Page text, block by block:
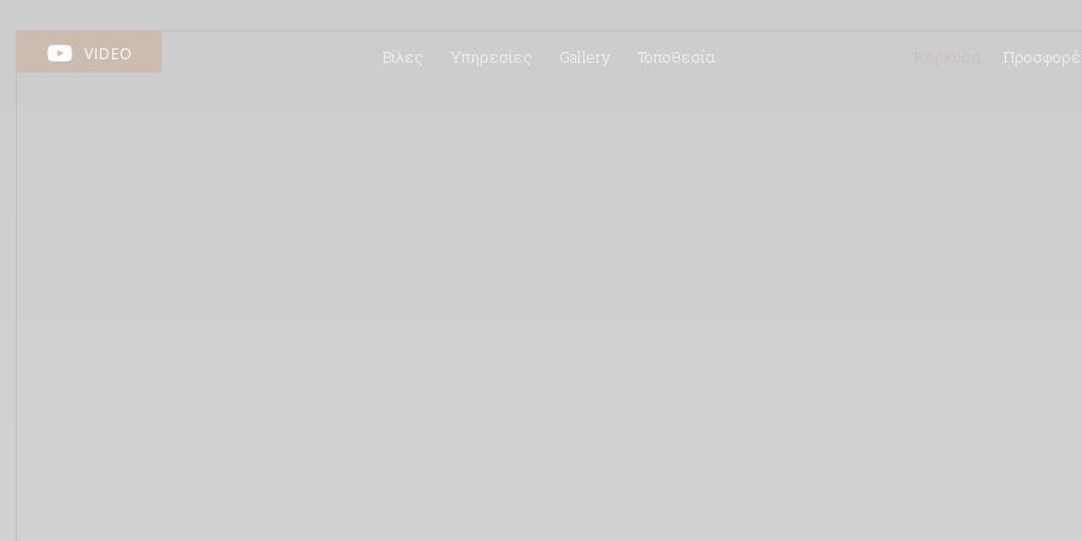
VIDEO Βίλες Υπηρεσίες Gallery Τοποθεσία Κέρκυρα